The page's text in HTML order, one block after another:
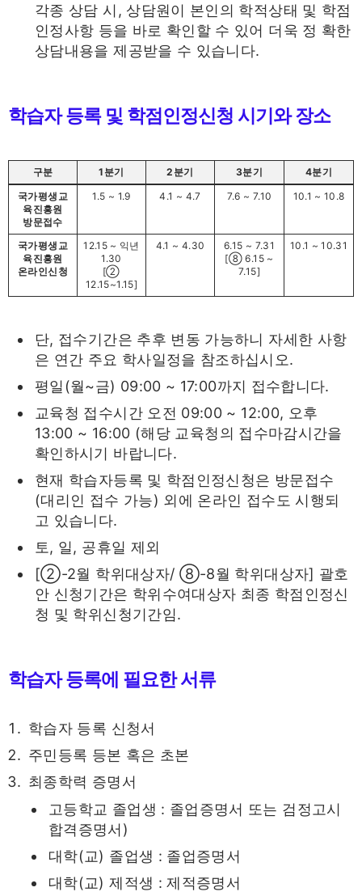
각종 상담 시, 상담원이 본인의 학적상태 및 학점
인정사항 등을 바로 확인할 수 있어 더욱 정 확한
상담내용을 제공받을 수 있습니다.
학습자 등록 및 학점인정신청 시기와 장소
구분 1분기 2분기 3분기
4분기
국가평생교
육진흥원
방문접수
1.5 ~ 1.9 4.1 ~ 4.7 7.6 ~ 7.10 10.1 ~ 10.8
국가평생교
육진흥원
온라인신청
12.15 ~ 익년
1.30
[②
12.15~1.15]
4.1 ~ 4.30
6.15 ~ 7.31
[⑧ 6.15 ~
7.15]
10.1 ~ 10.31
단, 접수기간은 추후 변동 가능하니 자세한 사항
은 연간 주요 학사일정을 참조하십시오.
평일(월~금) 09:00 ~ 17:00까지 접수합니다.
교육청 접수시간 오전 09:00 ~ 12:00, 오후
13:00 ~ 16:00 (해당 교육청의 접수마감시간을
확인하시기 바랍니다.
현재 학습자등록 및 학점인정신청은 방문접수
(대리인 접수 가능) 외에 온라인 접수도 시행되
고 있습니다.
토, 일, 공휴일 제외
[②-2월 학위대상자/ ⑧-8월 학위대상자] 괄호
안 신청기간은 학위수여대상자 최종 학점인정신
청 및 학위신청기간임.
학습자 등록에 필요한 서류
학습자 등록 신청서
주민등록 등본 혹은 초본
최종학력 증명서
고등학교 졸업생 : 졸업증명서 또는 검정고시
합격증명서)
대학(교) 졸업생 : 졸업증명서
대학(교) 제적생 : 제적증명서